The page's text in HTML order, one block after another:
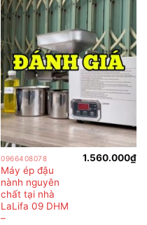
0966408078
Máy ép đậu
nành nguyên
chất tại nhà
LaLifa 09 DHM
–
1.560.000₫